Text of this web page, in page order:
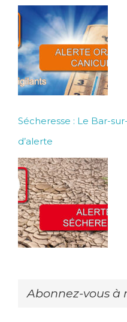
Sécheresse : Le Bar-
d’alerte
Abonnez-vous